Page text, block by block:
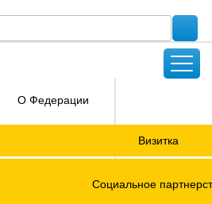
О Федерации
Визитка
от 2026 года
Социальное